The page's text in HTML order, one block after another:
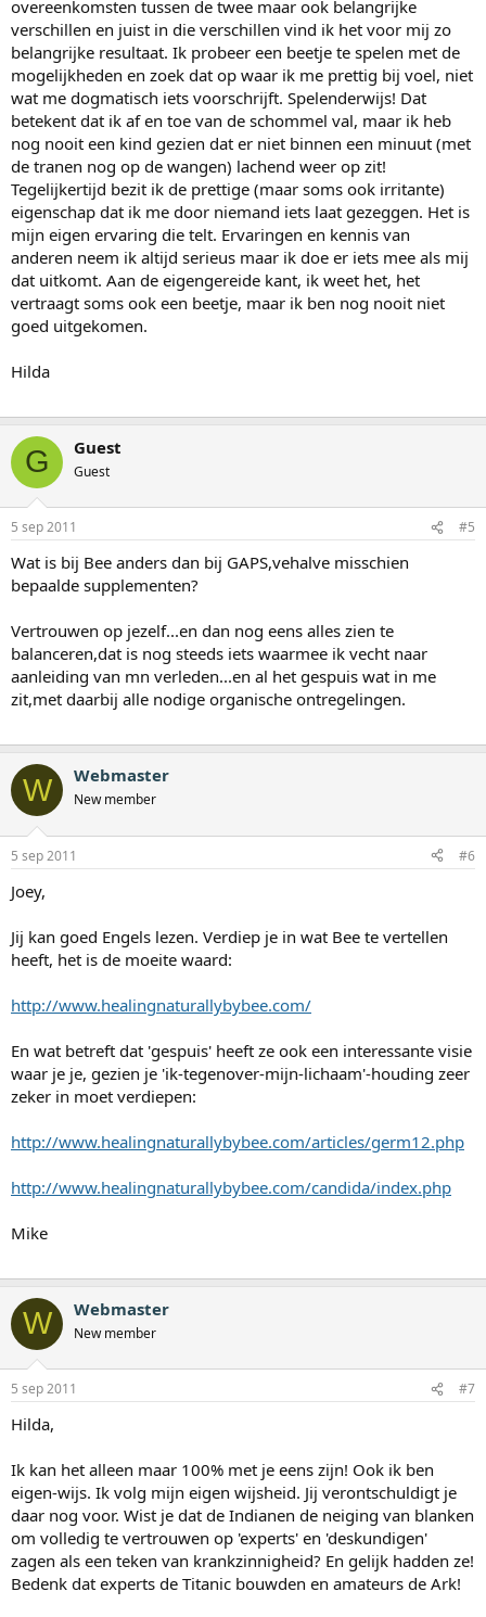
overeenkomsten tussen de twee maar ook belangrijke
verschillen en juist in die verschillen vind ik het voor mij zo
belangrijke resultaat. Ik probeer een beetje te spelen met de
mogelijkheden en zoek dat op waar ik me prettig bij voel, niet
wat me dogmatisch iets voorschrijft. Spelenderwijs! Dat
betekent dat ik af en toe van de schommel val, maar ik heb
nog nooit een kind gezien dat er niet binnen een minuut (met
de tranen nog op de wangen) lachend weer op zit!
Tegelijkertijd bezit ik de prettige (maar soms ook irritante)
eigenschap dat ik me door niemand iets laat gezeggen. Het is
mijn eigen ervaring die telt. Ervaringen en kennis van
anderen neem ik altijd serieus maar ik doe er iets mee als mij
dat uitkomt. Aan de eigengereide kant, ik weet het, het
vertraagt soms ook een beetje, maar ik ben nog nooit niet
goed uitgekomen.
Hilda
G Guest
Guest
5 sep 2011 #5
Wat is bij Bee anders dan bij GAPS,vehalve misschien
bepaalde supplementen?
Vertrouwen op jezelf...en dan nog eens alles zien te
balanceren,dat is nog steeds iets waarmee ik vecht naar
aanleiding van mn verleden...en al het gespuis wat in me
zit,met daarbij alle nodige organische ontregelingen.
W Webmaster
New member
5 sep 2011 #6
Joey,
Jij kan goed Engels lezen. Verdiep je in wat Bee te vertellen
heeft, het is de moeite waard:
http://www.healingnaturallybybee.com/
En wat betreft dat 'gespuis' heeft ze ook een interessante visie
waar je je, gezien je 'ik-tegenover-mijn-lichaam'-houding zeer
zeker in moet verdiepen:
http://www.healingnaturallybybee.com/articles/germ12.php
http://www.healingnaturallybybee.com/candida/index.php
Mike
W Webmaster
New member
5 sep 2011 #7
Hilda,
Ik kan het alleen maar 100% met je eens zijn! Ook ik ben
eigen-wijs. Ik volg mijn eigen wijsheid. Jij verontschuldigt je
daar nog voor. Wist je dat de Indianen de neiging van blanken
om volledig te vertrouwen op 'experts' en 'deskundigen'
zagen als een teken van krankzinnigheid? En gelijk hadden ze!
Bedenk dat experts de Titanic bouwden en amateurs de Ark!